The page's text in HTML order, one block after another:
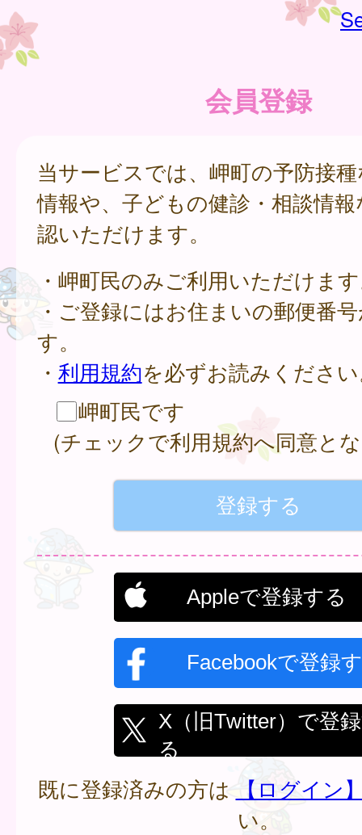
会員登録
当サービスでは、岬町の予防接
情報や、子どもの健診・相談情
認いただけます。
・岬町民のみご利用いただけま
・ご登録にはお住まいの郵便番
す。
・ 利用規約を必ずお読みくださ
岬町民です
(チェックで利用規約へ同意と
Appleで登録する
Facebookで登録
X（旧Twitter）で登
る
既に登録済みの方は
【ログイン
い。